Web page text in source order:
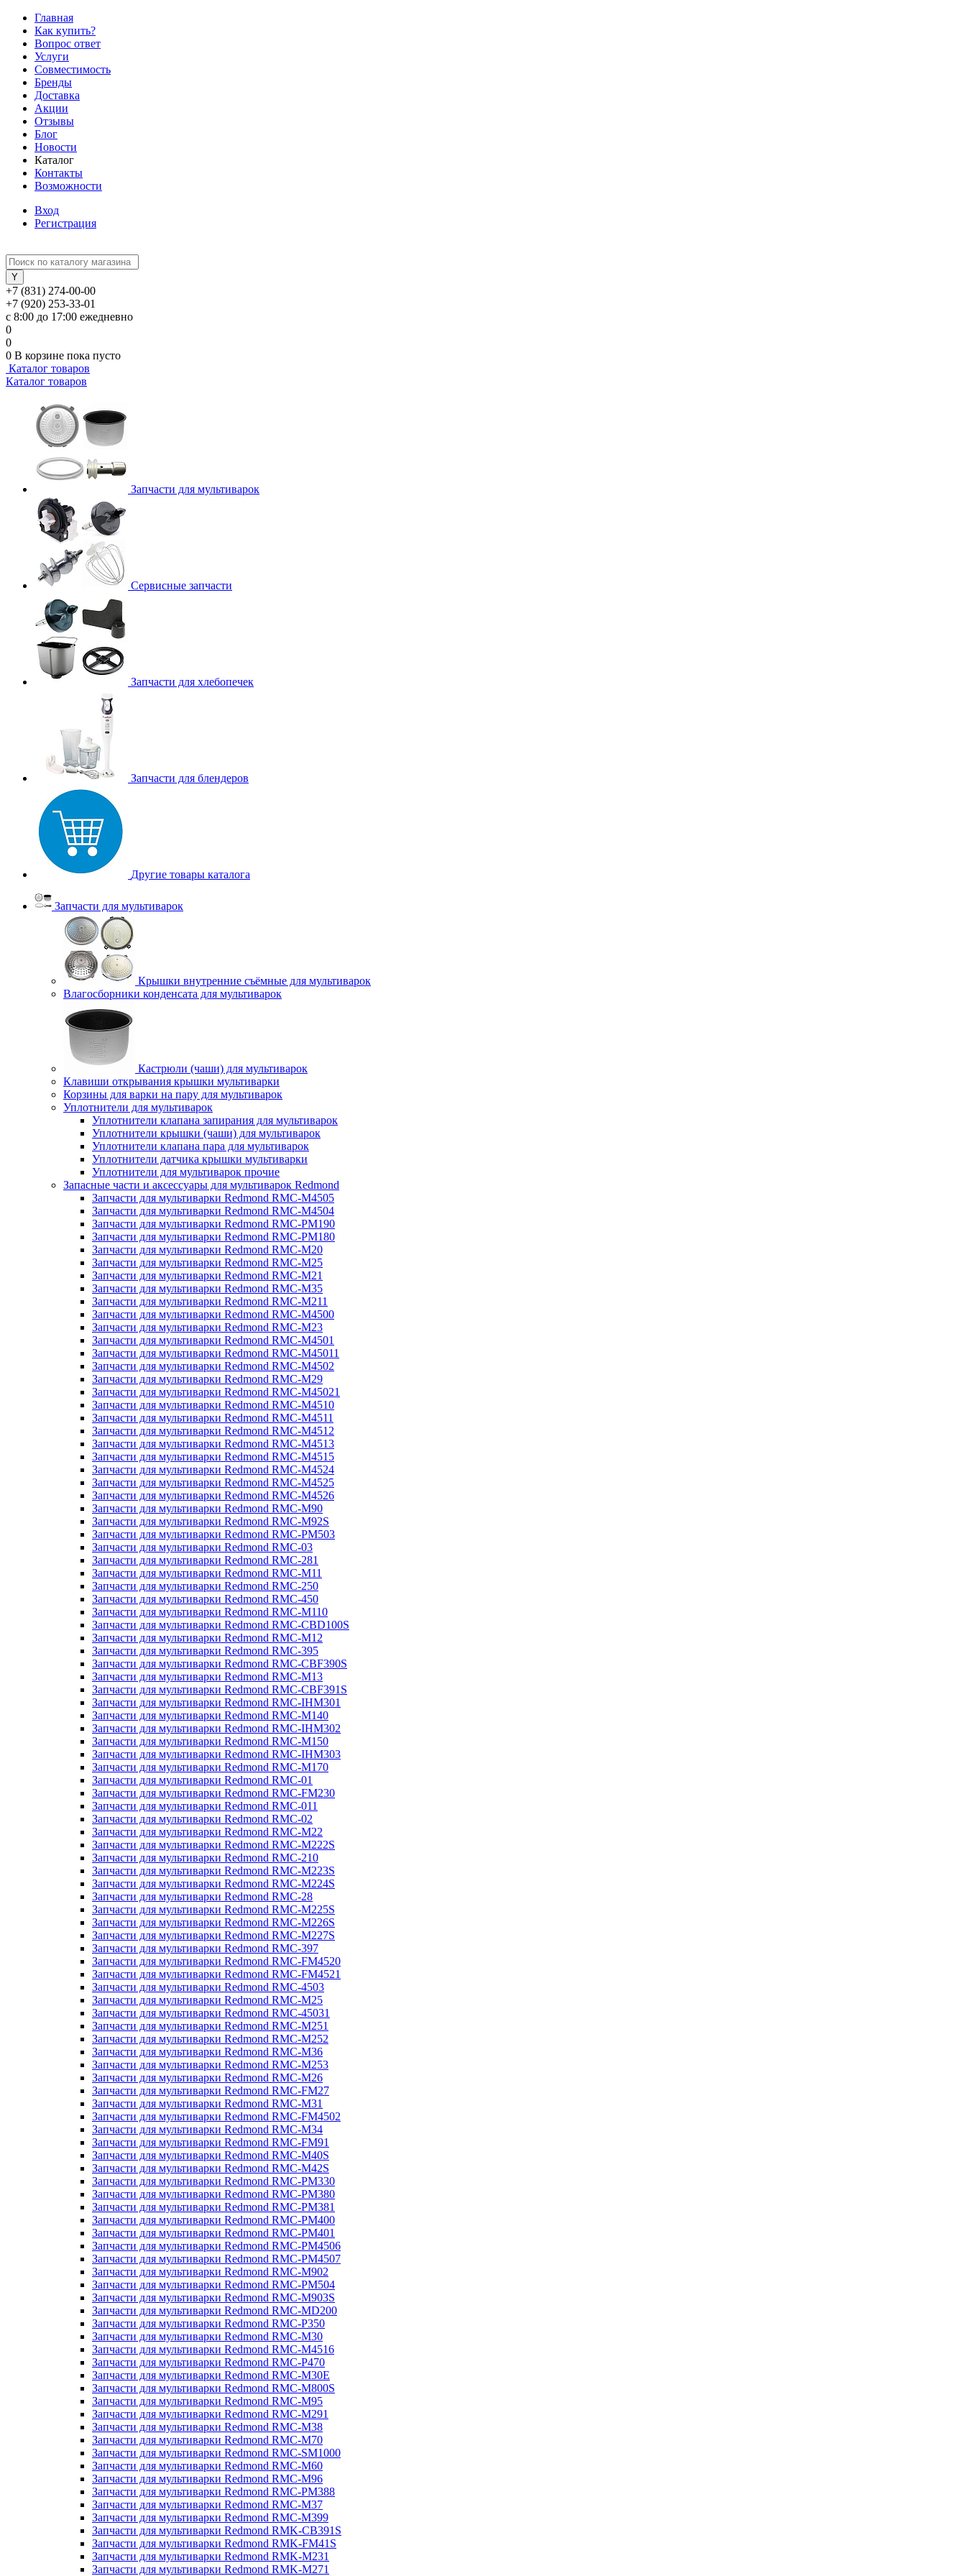
Главная
Как купить?
Вопрос ответ
Услуги
Совместимость
Бренды
Доставка
Акции
Отзывы
Блог
Новости
Каталог
Контакты
Возможности
Вход
Регистрация
+7 (831) 274-00-00
+7 (920) 253-33-01
с 8:00 до 17:00 ежедневно
0
0
0 В корзине пока пусто
Каталог товаров
Каталог товаров
Запчасти для мультиварок
Сервисные запчасти
Запчасти для хлебопечек
Запчасти для блендеров
Другие товары каталога
Запчасти для мультиварок
Крышки внутренние съёмные для мультиварок
Влагосборники конденсата для мультиварок
Кастрюли (чаши) для мультиварок
Клавиши открывания крышки мультиварки
Корзины для варки на пару для мультиварок
Уплотнители для мультиварок
Уплотнители клапана запирания для мультиварок
Уплотнители крышки (чаши) для мультиварок
Уплотнители клапана пара для мультиварок
Уплотнители датчика крышки мультиварки
Уплотнители для мультиварок прочие
Запасные части и аксессуары для мультиварок Redmond
Запчасти для мультиварки Redmond RMC-M4505
Запчасти для мультиварки Redmond RMC-M4504
Запчасти для мультиварки Redmond RMC-PM190
Запчасти для мультиварки Redmond RMC-PM180
Запчасти для мультиварки Redmond RMC-M20
Запчасти для мультиварки Redmond RMC-M25
Запчасти для мультиварки Redmond RMC-M21
Запчасти для мультиварки Redmond RMC-M35
Запчасти для мультиварки Redmond RMC-M211
Запчасти для мультиварки Redmond RMC-M4500
Запчасти для мультиварки Redmond RMC-M23
Запчасти для мультиварки Redmond RMC-M4501
Запчасти для мультиварки Redmond RMC-M45011
Запчасти для мультиварки Redmond RMC-M4502
Запчасти для мультиварки Redmond RMC-M29
Запчасти для мультиварки Redmond RMC-M45021
Запчасти для мультиварки Redmond RMC-M4510
Запчасти для мультиварки Redmond RMC-M4511
Запчасти для мультиварки Redmond RMC-M4512
Запчасти для мультиварки Redmond RMC-M4513
Запчасти для мультиварки Redmond RMC-M4515
Запчасти для мультиварки Redmond RMC-M4524
Запчасти для мультиварки Redmond RMC-M4525
Запчасти для мультиварки Redmond RMC-M4526
Запчасти для мультиварки Redmond RMC-M90
Запчасти для мультиварки Redmond RMC-M92S
Запчасти для мультиварки Redmond RMC-PM503
Запчасти для мультиварки Redmond RMC-03
Запчасти для мультиварки Redmond RMC-281
Запчасти для мультиварки Redmond RMC-M11
Запчасти для мультиварки Redmond RMC-250
Запчасти для мультиварки Redmond RMC-450
Запчасти для мультиварки Redmond RMC-M110
Запчасти для мультиварки Redmond RMC-CBD100S
Запчасти для мультиварки Redmond RMC-M12
Запчасти для мультиварки Redmond RMC-395
Запчасти для мультиварки Redmond RMC-CBF390S
Запчасти для мультиварки Redmond RMC-M13
Запчасти для мультиварки Redmond RMC-CBF391S
Запчасти для мультиварки Redmond RMC-IHM301
Запчасти для мультиварки Redmond RMC-M140
Запчасти для мультиварки Redmond RMC-IHM302
Запчасти для мультиварки Redmond RMC-M150
Запчасти для мультиварки Redmond RMC-IHM303
Запчасти для мультиварки Redmond RMC-M170
Запчасти для мультиварки Redmond RMC-01
Запчасти для мультиварки Redmond RMC-FM230
Запчасти для мультиварки Redmond RMC-011
Запчасти для мультиварки Redmond RMC-02
Запчасти для мультиварки Redmond RMC-M22
Запчасти для мультиварки Redmond RMC-M222S
Запчасти для мультиварки Redmond RMC-210
Запчасти для мультиварки Redmond RMC-M223S
Запчасти для мультиварки Redmond RMC-M224S
Запчасти для мультиварки Redmond RMC-28
Запчасти для мультиварки Redmond RMC-M225S
Запчасти для мультиварки Redmond RMC-M226S
Запчасти для мультиварки Redmond RMC-M227S
Запчасти для мультиварки Redmond RMC-397
Запчасти для мультиварки Redmond RMC-FM4520
Запчасти для мультиварки Redmond RMC-FM4521
Запчасти для мультиварки Redmond RMC-4503
Запчасти для мультиварки Redmond RMC-M25
Запчасти для мультиварки Redmond RMC-45031
Запчасти для мультиварки Redmond RMC-M251
Запчасти для мультиварки Redmond RMC-M252
Запчасти для мультиварки Redmond RMC-M36
Запчасти для мультиварки Redmond RMC-M253
Запчасти для мультиварки Redmond RMC-M26
Запчасти для мультиварки Redmond RMC-FM27
Запчасти для мультиварки Redmond RMC-M31
Запчасти для мультиварки Redmond RMC-FM4502
Запчасти для мультиварки Redmond RMC-M34
Запчасти для мультиварки Redmond RMC-FM91
Запчасти для мультиварки Redmond RMC-M40S
Запчасти для мультиварки Redmond RMC-M42S
Запчасти для мультиварки Redmond RMC-PM330
Запчасти для мультиварки Redmond RMC-PM380
Запчасти для мультиварки Redmond RMC-PM381
Запчасти для мультиварки Redmond RMC-PM400
Запчасти для мультиварки Redmond RMC-PM401
Запчасти для мультиварки Redmond RMC-PM4506
Запчасти для мультиварки Redmond RMC-PM4507
Запчасти для мультиварки Redmond RMC-M902
Запчасти для мультиварки Redmond RMC-PM504
Запчасти для мультиварки Redmond RMC-M903S
Запчасти для мультиварки Redmond RMC-MD200
Запчасти для мультиварки Redmond RMC-P350
Запчасти для мультиварки Redmond RMC-M30
Запчасти для мультиварки Redmond RMC-M4516
Запчасти для мультиварки Redmond RMC-P470
Запчасти для мультиварки Redmond RMC-M30E
Запчасти для мультиварки Redmond RMC-M800S
Запчасти для мультиварки Redmond RMC-M95
Запчасти для мультиварки Redmond RMC-M291
Запчасти для мультиварки Redmond RMC-M38
Запчасти для мультиварки Redmond RMC-M70
Запчасти для мультиварки Redmond RMC-SM1000
Запчасти для мультиварки Redmond RMC-M60
Запчасти для мультиварки Redmond RMC-M96
Запчасти для мультиварки Redmond RMC-PM388
Запчасти для мультиварки Redmond RMC-M37
Запчасти для мультиварки Redmond RMC-M399
Запчасти для мультиварки Redmond RMK-CB391S
Запчасти для мультиварки Redmond RMK-FM41S
Запчасти для мультиварки Redmond RMK-M231
Запчасти для мультиварки Redmond RMK-M271